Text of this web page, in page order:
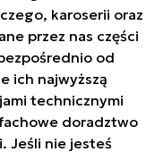
karoserii oraz
przez nas części
od
ich najwyższą
technicznymi
doradztwo
Jeśli nie jesteś